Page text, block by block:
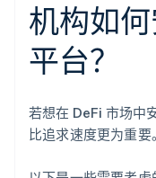
机构如
平台？
若想在 DeFi 市场中
比追求速度更为重要。